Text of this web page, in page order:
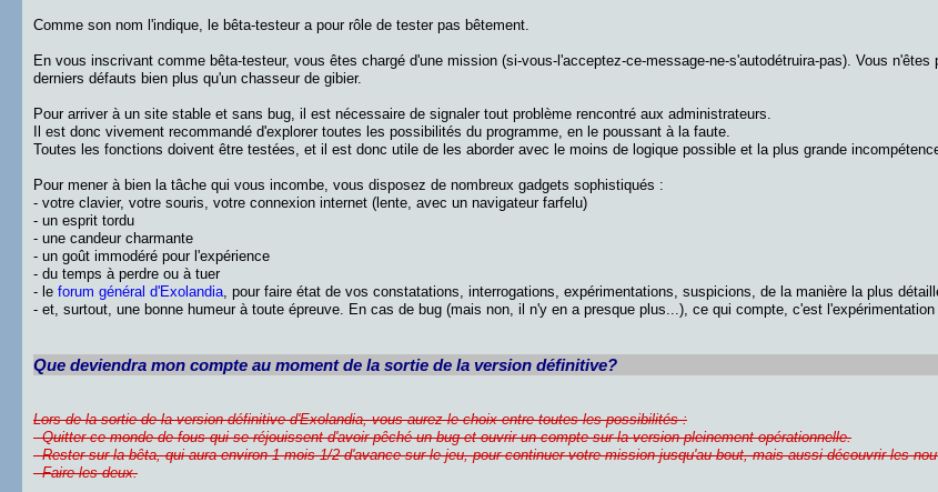
Comme son nom l'indique, le bêta-testeur a pour rôle de tester pas bêtement.
En vous inscrivant comme bêta-testeur, vous êtes chargé d'une mission (si-vous-l'acceptez-ce-message-ne-s'autodétruira-pas). Vous
derniers défauts bien plus qu'un chasseur de gibier.
Pour arriver à un site stable et sans bug, il est nécessaire de signaler tout problème rencontré aux administrateurs.
Il est donc vivement recommandé d'explorer toutes les possibilités du programme, en le poussant à la faute.
Toutes les fonctions doivent être testées, et il est donc utile de les aborder avec le moins de logique possible et la plus grande
Pour mener à bien la tâche qui vous incombe, vous disposez de nombreux gadgets sophistiqués :
- votre clavier, votre souris, votre connexion internet (lente, avec un navigateur farfelu)
- un esprit tordu
- une candeur charmante
- un goût immodéré pour l'expérience
- du temps à perdre ou à tuer
- le forum général d'Exolandia, pour faire état de vos constatations, interrogations, expérimentations, suspicions, de la manière la plus
- et, surtout, une bonne humeur à toute épreuve. En cas de bug (mais non, il n'y en a presque plus...), ce qui compte, c'est
Que deviendra mon compte au moment de la sortie de la version définitive?
Lors de la sortie de la version définitive d'Exolandia, vous aurez le choix entre toutes les possibilités :
- Quitter ce monde de fous qui se réjouissent d'avoir pêché un bug et ouvrir un compte sur la version pleinement opérationnelle.
- Rester sur la bêta, qui aura environ 1 mois 1/2 d'avance sur le jeu, pour continuer votre mission jusqu'au bout, mais aussi découvrir les
- Faire les deux.